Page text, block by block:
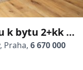
k bytu 2+kk s
háj v
Praha, 6 670 000